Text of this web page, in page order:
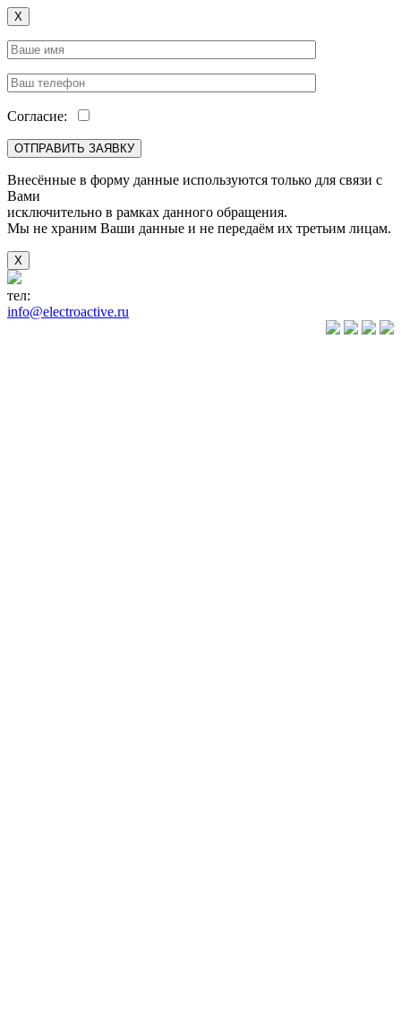
X
Согласие:
Внесённые в форму данные используются только для связи с
Вами
исключительно в рамках данного обращения.
Мы не храним Ваши данные и не передаём их третьим лицам.
X
тел:
info@electroactive.ru